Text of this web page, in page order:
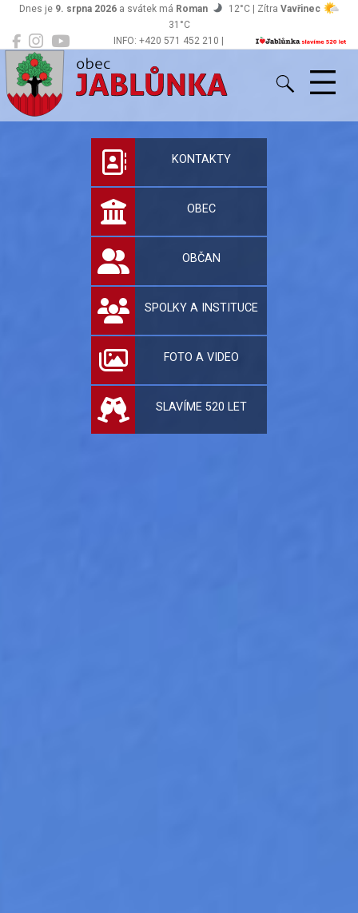
INFO: +420 571 452 210 |
Dnes je 9. srpna 2026 a svátek má Roman 12°C | Zítra Vavřinec
31°C
Jablůnka
Oficiální stránky
KONTAKTY
OBEC
OBČAN
SPOLKY A INSTITUCE
FOTO A VIDEO
SLAVÍME 520 LET